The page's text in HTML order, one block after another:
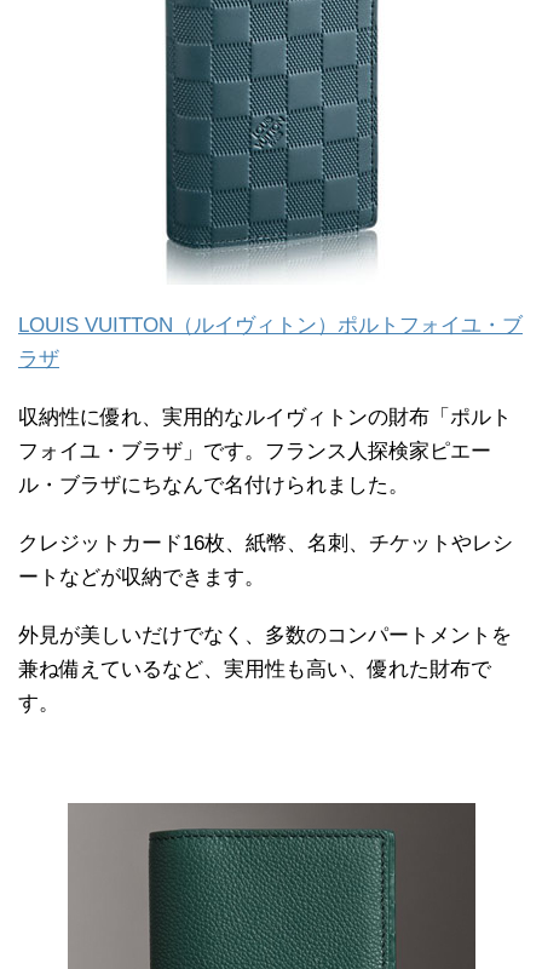
LOUIS VUITTON（ルイヴィトン）ポルトフォイユ・ブ
ラザ
収納性に優れ、実用的なルイヴィトンの財布「ポルト
フォイユ・ブラザ」です。フランス人探検家ピエー
ル・ブラザにちなんで名付けられました。
クレジットカード16枚、紙幣、名刺、チケットやレシ
ートなどが収納できます。
外見が美しいだけでなく、多数のコンパートメントを
兼ね備えているなど、実用性も高い、優れた財布で
す。